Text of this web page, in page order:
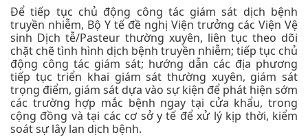
Để tiếp tục chủ động công tác giám sát dịch bệnh
truyền nhiễm, Bộ Y tế đề nghị Viện trưởng các Viện Vệ
sinh Dịch tễ/Pasteur thường xuyên, liên tục theo dõi
chặt chẽ tình hình dịch bệnh truyền nhiễm; tiếp tục chủ
động công tác giám sát; hướng dẫn các địa phương
tiếp tục triển khai giám sát thường xuyên, giám sát
trọng điểm, giám sát dựa vào sự kiện để phát hiện sớm
các trường hợp mắc bệnh ngay tại cửa khẩu, trong
cộng đồng và tại các cơ sở y tế để xử lý kịp thời, kiểm
soát sự lây lan dịch bệnh.